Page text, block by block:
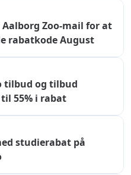
Zoo-mail for at
rabatkode August
tilbud og tilbud
August - op til 55% i rabat
studierabat på